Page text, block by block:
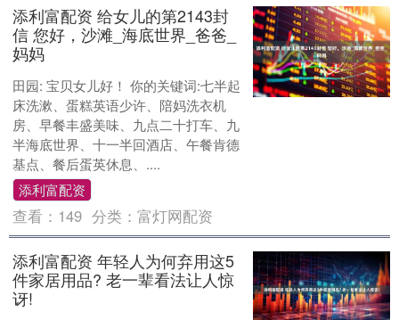
添利富配资 给女儿的第2143封
信 您好，沙滩_海底世界_爸爸_
妈妈
田园: 宝贝女儿好！ 你的关键词:七半起
床洗漱、蛋糕英语少许、陪妈洗衣机
房、早餐丰盛美味、九点二十打车、九
半海底世界、十一半回酒店、午餐肯德
基点、餐后蛋英休息、....
添利富配资
查看： 149 分类：富灯网配资
添利富配资 年轻人为何弃用这5
件家居用品? 老一辈看法让人惊
讶!